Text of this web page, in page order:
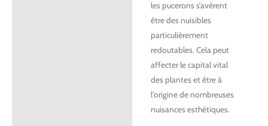
les pucerons s’avèrent
être des nuisibles
particulièrement
redoutables. Cela peut
affecter le capital vital
des plantes et être à
l’origine de nombreuses
nuisances esthétiques.